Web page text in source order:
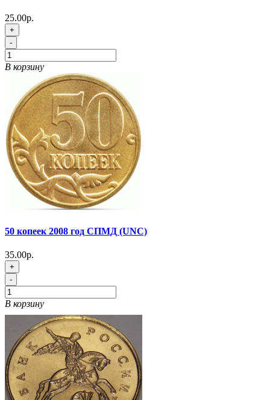
25.00р.
+
-
В корзину
50 копеек 2008 год СПМД (UNC)
35.00р.
+
-
В корзину